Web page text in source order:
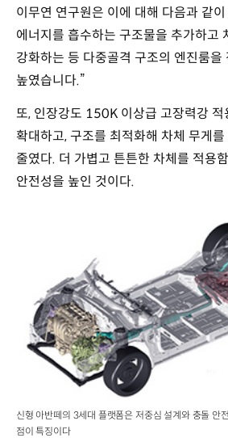
이무연 연구원은 이에 대해 다음과 같이
에너지를 흡수하는 구조물을 추가하고
강화하는 등 다중골격 구조의 엔진룸을
높였습니다.”
또, 인장강도 150K 이상급 고장력강
확대하고, 구조를 최적화해 차체 무게
줄였다. 더 가볍고 튼튼한 차체를 적용
안전성을 높인 것이다.
신형 아반떼의 3세대 플랫폼은 저중심 설계와 충돌 안
점이 특징이다